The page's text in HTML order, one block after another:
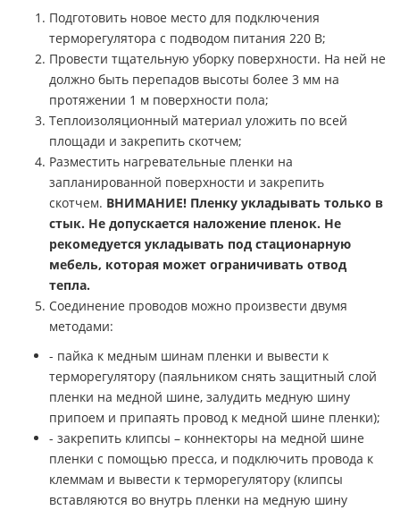
Подготовить новое место для подключения
терморегулятора с подводом питания 220 В;
Провести тщательную уборку поверхности. На ней не
должно быть перепадов высоты более 3 мм на
протяжении 1 м поверхности пола;
Теплоизоляционный материал уложить по всей
площади и закрепить скотчем;
Разместить нагревательные пленки на
запланированной поверхности и закрепить
скотчем. ВНИМАНИЕ! Пленку укладывать только в
стык. Не допускается наложение пленок. Не
рекомедуется укладывать под стационарную
мебель, которая может ограничивать отвод
тепла.
Соединение проводов можно произвести двумя
методами:
- пайка к медным шинам пленки и вывести к
терморегулятору (паяльником снять защитный слой
пленки на медной шине, залудить медную шину
припоем и припаять провод к медной шине пленки);
- закрепить клипсы – коннекторы на медной шине
пленки с помощью пресса, и подключить провода к
клеммам и вывести к терморегулятору (клипсы
вставляются во внутрь пленки на медную шину